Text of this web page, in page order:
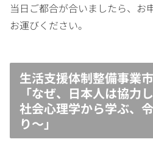
当日ご都合が合いましたら、お
お運びください。
生活支援体制整備事業
「なぜ、日本人は協力
社会心理学から学ぶ、
り〜」